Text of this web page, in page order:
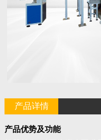
产品详情
产品优势及功能